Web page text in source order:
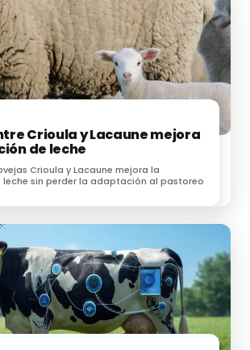
Crioula y Lacaune mejora
de leche
Crioula y Lacaune mejora la
sin perder la adaptación al pastoreo